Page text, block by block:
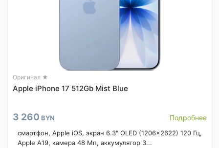
Оригинал ★
Apple iPhone 17 512Gb Mist Blue
3 260 BYN Подробнее
смартфон, Apple iOS, экран 6.3" OLED (1206x2622) 120 Гц,
Apple A19, камера 48 Мп, аккумулятор 3...